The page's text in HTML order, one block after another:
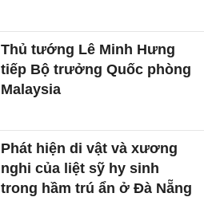
Thủ tướng Lê Minh Hưng
tiếp Bộ trưởng Quốc phòng
Malaysia
Phát hiện di vật và xương
nghi của liệt sỹ hy sinh
trong hầm trú ẩn ở Đà Nẵng